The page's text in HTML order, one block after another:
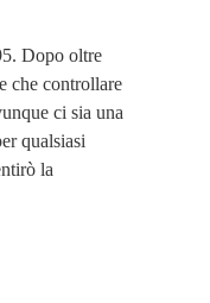
Dopo oltre
che controllare
ci sia una
qualsiasi
la